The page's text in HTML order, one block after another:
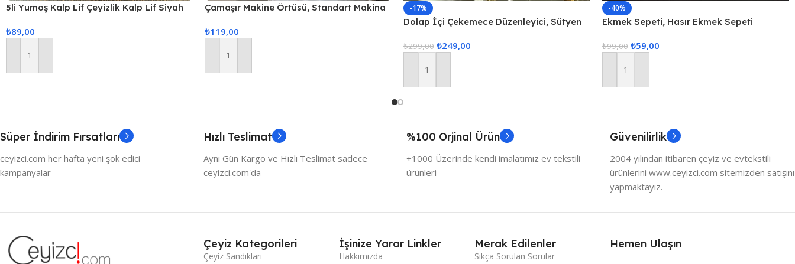
5li Yumoş Kalp Lif Çeyizlik Kalp Lif Siyah
₺89,00
Sepete Ekle
Çamaşır Makine Örtüsü, Standart Makina
₺119,00
Sepete Ekle
-17%
Dolap İçi Çekemece Düzenleyici, Sütyen
Çekmece İçi Düzenle
₺299,00 ₺249,00
Sepete Ekle
-40%
Ekmek Sepeti, Hasır Ekmek Sepeti
₺99,00 ₺59,00
Sepete Ekle
Süper İndirim Fırsatları
ceyizci.com her hafta yeni şok edici
kampanyalar
Hızlı Teslimat
Aynı Gün Kargo ve Hızlı Teslimat sadece
ceyizci.com'da
%100 Orjinal Ürün
+1000 Üzerinde kendi imalatımız ev tekstili
ürünleri
Güvenilirlik
2004 yılından itibaren çeyiz ve evtekstili
ürünlerini www.ceyizci.com sitemizden satışını
yapmaktayız.
Çeyiz Kategorileri
Çeyiz Sandıkları
İşinize Yarar Linkler
Hakkımızda
Merak Edilenler
Sıkça Sorulan Sorular
Hemen Ulaşın